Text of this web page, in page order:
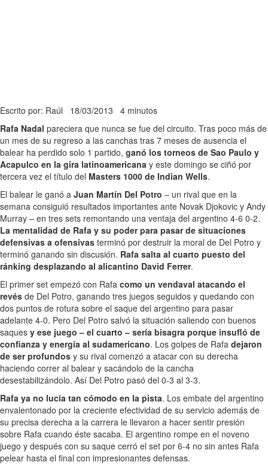
Escrito por: Raúl 18/03/2013 4 minutos
Rafa Nadal pareciera que nunca se fue del circuito. Tras poco más de
un mes de su regreso a las canchas tras 7 meses de ausencia el
balear ha perdido solo 1 partido, ganó los torneos de Sao Paulo y
Acapulco en la gira latinoamericana y este domingo se ciñó por
tercera vez el título del Masters 1000 de Indian Wells.
El balear le ganó a Juan Martín Del Potro – un rival que en la
semana consiguió resultados importantes ante Novak Djokovic y Andy
Murray – en tres sets remontando una ventaja del argentino 4-6 0-2.
La mentalidad de Rafa y su poder para pasar de situaciones
defensivas a ofensivas terminó por destruir la moral de Del Potro y
terminó ganando sin discusión. Rafa salta al cuarto puesto del
ránking desplazando al alicantino David Ferrer.
El primer set empezó con Rafa como un vendaval atacando el
revés de Del Potro, ganando tres juegos seguidos y quedando con
dos puntos de rotura sobre el saque del argentino para pasar
adelante 4-0. Pero Del Potro salvó la situación saliendo con buenos
saques y ese juego – el cuarto – sería bisagra porque insufló de
confianza y energía al sudamericano. Los golpes de Rafa dejaron
de ser profundos y su rival comenzó a atacar con su derecha
haciendo correr al balear y sacándolo de la cancha
desestabilizándolo. Así Del Potro pasó del 0-3 al 3-3.
Rafa ya no lucía tan cómodo en la pista. Los embate del argentino
envalentonado por la creciente efectividad de su servicio además de
su precisa derecha a la carrera le llevaron a hacer sentir presión
sobre Rafa cuando éste sacaba. El argentino rompe en el noveno
juego y después con su saque cerró el set por 6-4 no sin antes Rafa
pelear hasta el final con impresionantes defensas.